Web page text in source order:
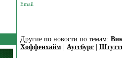
Другие по новости по темам:
Хоффенхайм
Аугсбург